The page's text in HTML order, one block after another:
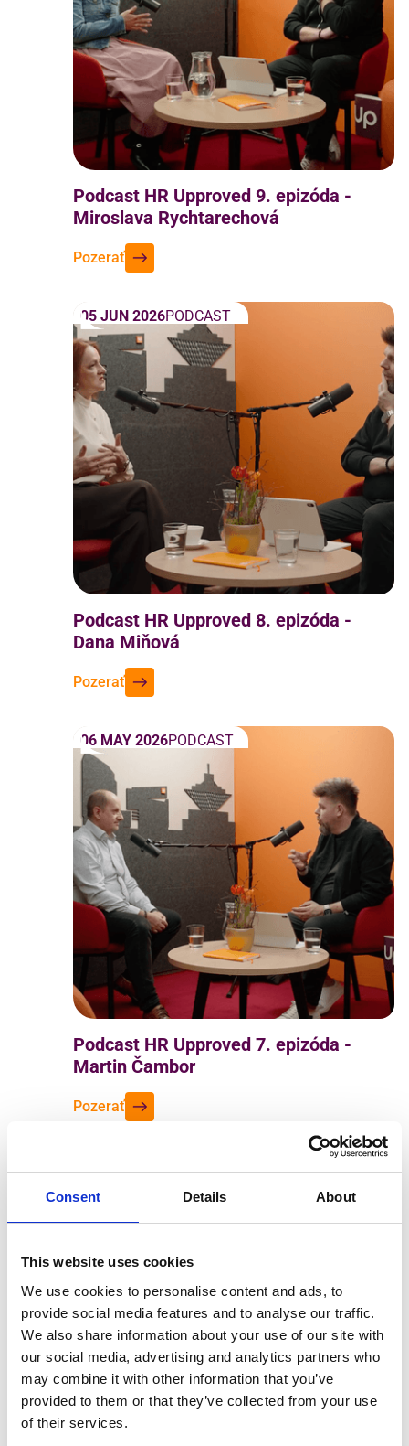
Consent Details About
This website uses cookies
We use cookies to personalise content and ads, to
provide social media features and to analyse our traffic.
We also share information about your use of our site with
our social media, advertising and analytics partners who
may combine it with other information that you’ve
provided to them or that they’ve collected from your use
of their services.
Podcast HR Upproved 9. epizóda -
Miroslava Rychtarechová
Pozerať
05 JUN 2026PODCAST
Podcast HR Upproved 8. epizóda -
Dana Miňová
Pozerať
06 MAY 2026PODCAST
Podcast HR Upproved 7. epizóda -
Martin Čambor
Pozerať